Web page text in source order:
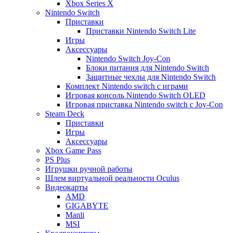
Xbox Series X
Nintendo Switch
Приставки
Приставки Nintendo Switch Lite
Игры
Аксессуары
Nintendo Switch Joy-Con
Блоки питания для Nintendo Switch
Защитные чехлы для Nintendo Switch
Комплект Nintendo switch с играми
Игровая консоль Nintendo Switch OLED
Игровая приставка Nintendo switch с Joy-Con
Steam Deck
Приставки
Игры
Аксессуары
Xbox Game Pass
PS Plus
Игрушки ручной работы
Шлем виртуальной реальности Oculus
Видеокарты
AMD
GIGABYTE
Manli
MSI